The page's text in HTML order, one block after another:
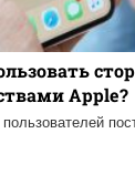
Apple?